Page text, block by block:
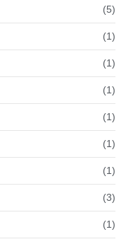
(5)
(1)
(1)
(1)
(1)
(1)
(1)
(3)
(1)